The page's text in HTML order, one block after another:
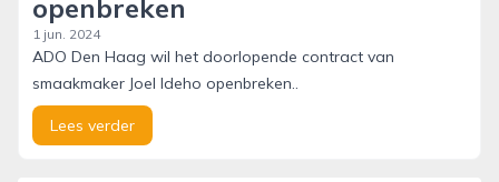
openbreken
1 jun. 2024
ADO Den Haag wil het doorlopende contract van
smaakmaker Joel Ideho openbreken..
Lees verder